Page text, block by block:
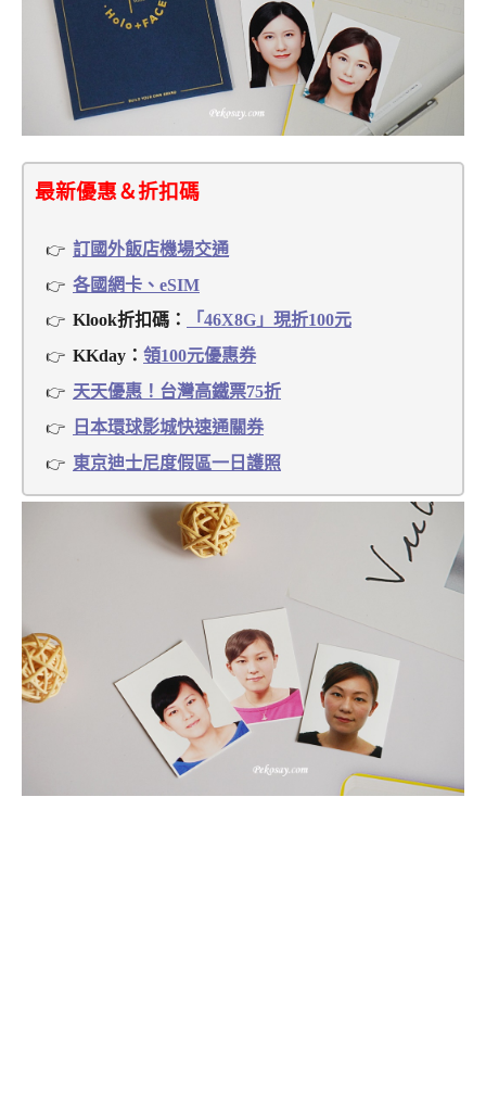
最新優惠＆折扣碼
訂國外飯店機場交通
各國網卡、eSIM
Klook折扣碼：
「46X8G」現折100元
KKday： 領100元優惠券
天天優惠！台灣高鐵票75折
日本環球影城快速通關券
東京迪士尼度假區一日護照